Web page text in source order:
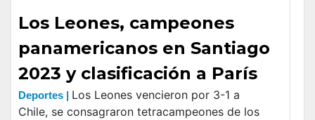
Los Leones, campeones
panamericanos en Santiago
2023 y clasificación a París
Deportes | Los Leones vencieron por 3-1 a
Chile, se consagraron tetracampeones de los